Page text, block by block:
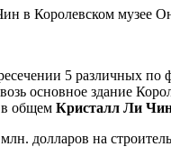
5 различных
основное здание
в общем Кристалл Ли Чин
долларов на